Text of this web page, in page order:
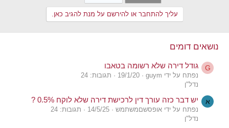
עליך להתחבר או להירשם על מנת להגיב כאן.
נושאים דומים
G גודל דירה שלא רשומה בטאבו
נפתח על ידי guym 19/1/20
תגובות: 24
נדל"ן
א יש דבר כזה עורך דין לרכישת דירה שלא לוקח 0.5% ?
נפתח על ידי אופסשםמשתמש 14/5/25
תגובות: 24
נדל"ן